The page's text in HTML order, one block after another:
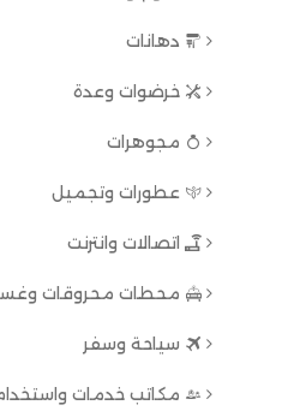
دهانات
خرضوات وعدة
مجوهرات
عطورات وتجميل
اتصالات وانترنت
محطات محروقات
سياحة وسفر
مكاتب خدمات